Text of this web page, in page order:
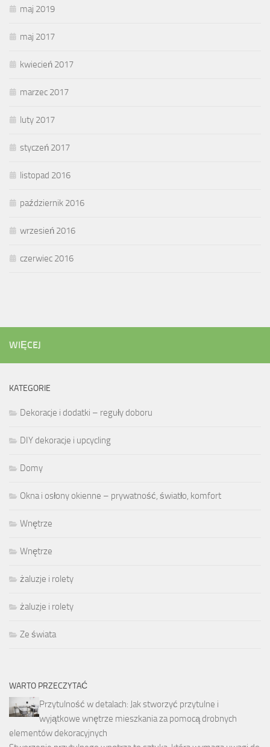
maj 2019
maj 2017
kwiecień 2017
marzec 2017
luty 2017
styczeń 2017
listopad 2016
październik 2016
wrzesień 2016
czerwiec 2016
WIĘCEJ
KATEGORIE
Dekoracje i dodatki – reguły doboru
DIY dekoracje i upcycling
Domy
Okna i osłony okienne – prywatność, światło, komfort
Wnętrze
Wnętrze
żaluzje i rolety
żaluzje i rolety
Ze świata
WARTO PRZECZYTAĆ
Przytulność w detalach: Jak stworzyć przytulne i
wyjątkowe wnętrze mieszkania za pomocą drobnych
elementów dekoracyjnych